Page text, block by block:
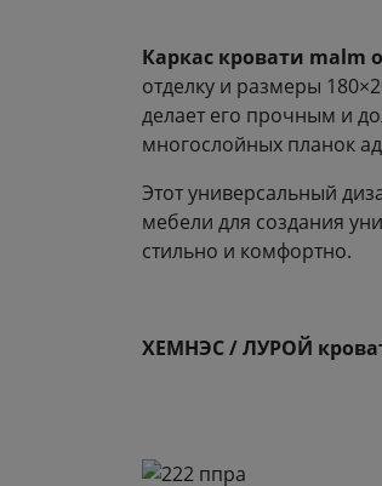
Каркас кровати malm
отделку и размеры
делает его прочным и
многослойных планок
Этот универсальный
мебели для создания
стильно и комфортно.
ХЕМНЭС / ЛУРОЙ